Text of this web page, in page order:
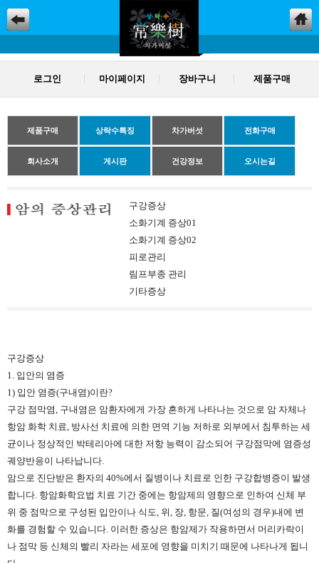
로그인 마이페이지 장바구니 제품구매
제품구매 상락수특징 차가버섯 전화구매
회사소개 게시판 건강정보 오시는길
구강증상
소화기계 증상01
소화기계 증상02
피로관리
림프부종 관리
기타증상
구강증상
1. 입안의 염증
1) 입안 염증(구내염)이란?
구강 점막염, 구내염은 암환자에게 가장 흔하게 나타나는 것으로 암 자체나
항암 화학 치료, 방사선 치료에 의한 면역 기능 저하로 외부에서 침투하는 세
균이나 정상적인 박테리아에 대한 저항 능력이 감소되어 구강점막에 염증성
궤양반응이 나타납니다.
암으로 진단받은 환자의 40%에서 질병이나 치료로 인한 구강합병증이 발생
합니다. 항암화학요법 치료 기간 중에는 항암제의 영향으로 인하여 신체 부
위 중 점막으로 구성된 입안이나 식도, 위, 장, 항문, 질(여성의 경우)내에 변
화를 경험할 수 있습니다. 이러한 증상은 항암제가 작용하면서 머리카락이
나 점막 등 신체의 빨리 자라는 세포에 영향을 미치기 때문에 나타나게 됩니